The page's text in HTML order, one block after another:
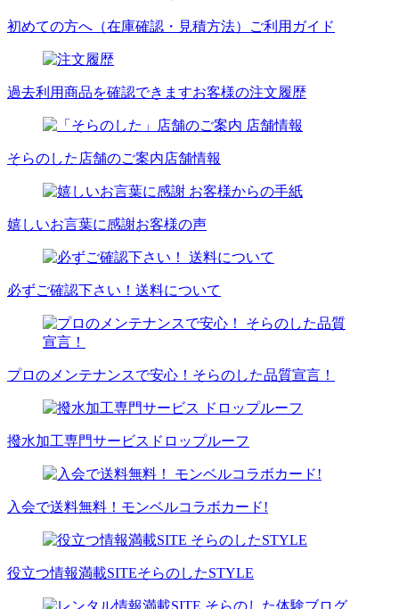
初めての方へ（在庫確認・見積方法） ご利用ガイド
過去利用商品を確認できますお客様の注文履歴
そらのした店舗のご案内店舗情報
嬉しいお言葉に感謝お客様の声
必ずご確認下さい！ 送料について
プロのメンテナンスで安心！ そらのした品質宣言！
撥水加工専門サービス ドロップルーフ
入会で送料無料！ モンベルコラボカード!
役立つ情報満載SITEそらのしたSTYLE